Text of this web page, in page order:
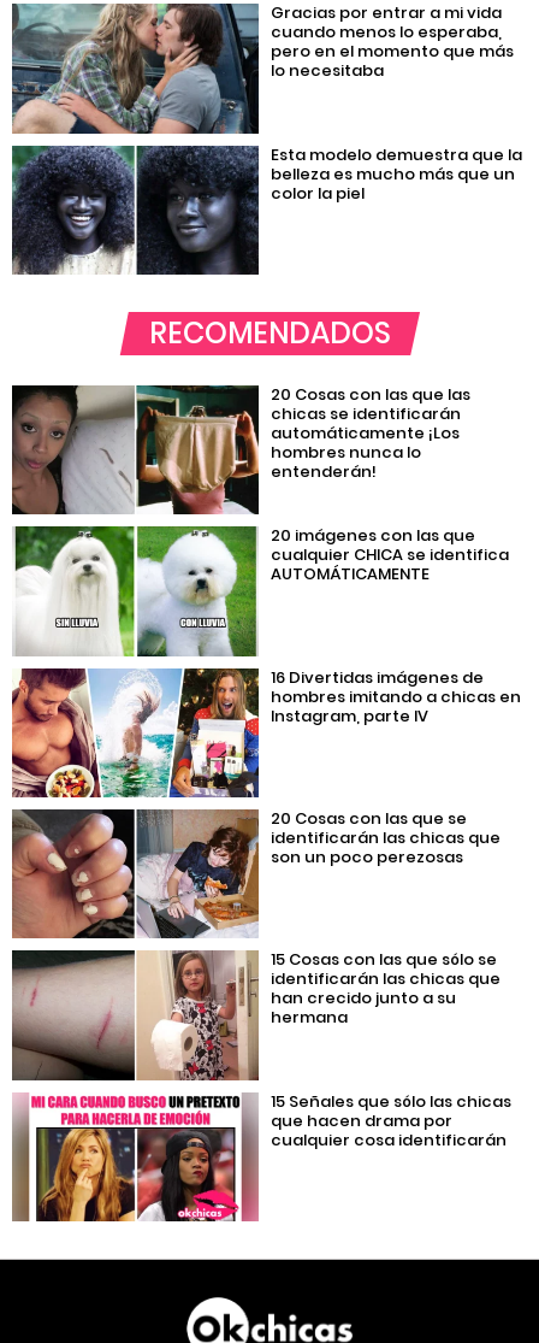
Gracias por entrar a mi vida
cuando menos lo esperaba,
pero en el momento que más
lo necesitaba
Esta modelo demuestra que la
belleza es mucho más que un
color la piel
RECOMENDADOS
20 Cosas con las que las
chicas se identificarán
automáticamente ¡Los
hombres nunca lo
entenderán!
20 imágenes con las que
cualquier CHICA se identifica
AUTOMÁTICAMENTE
16 Divertidas imágenes de
hombres imitando a chicas en
Instagram, parte IV
20 Cosas con las que se
identificarán las chicas que
son un poco perezosas
15 Cosas con las que sólo se
identificarán las chicas que
han crecido junto a su
hermana
15 Señales que sólo las chicas
que hacen drama por
cualquier cosa identificarán